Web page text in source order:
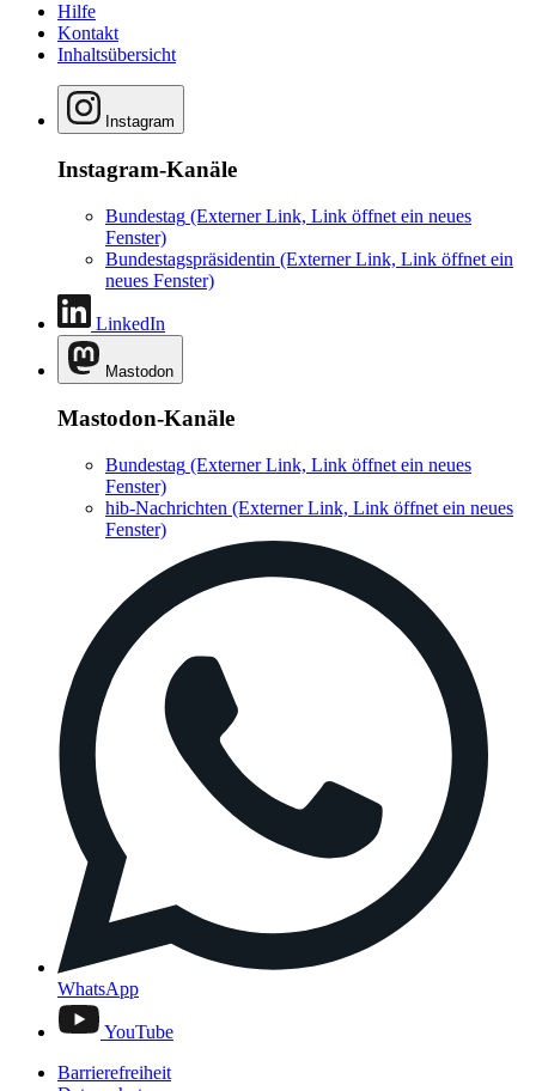
Hilfe
Kontakt
Inhaltsübersicht
Instagram
Instagram-Kanäle
Bundestag (Externer Link, Link öffnet ein neues
Fenster)
Bundestagspräsidentin (Externer Link, Link öffnet ein
neues Fenster)
LinkedIn
Mastodon
Mastodon-Kanäle
Bundestag (Externer Link, Link öffnet ein neues
Fenster)
hib-Nachrichten (Externer Link, Link öffnet ein neues
Fenster)
WhatsApp
YouTube
Barrierefreiheit